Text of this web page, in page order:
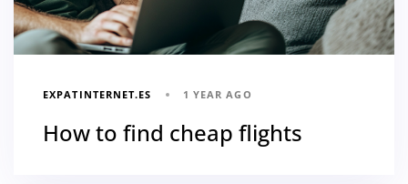
EXPATINTERNET.ES 1 YEAR AGO
How to find cheap flights